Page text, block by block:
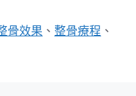
骨效果 、整骨療程 、